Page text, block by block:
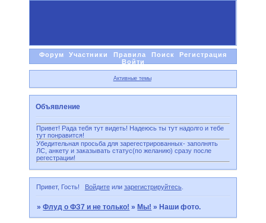
Форум Участники Правила Поиск
Регистрация
Войти
Активные темы
Объявление
Привет! Рада тебя тут видеть! Надеюсь ты тут надолго и тебе
тут понравится!
Убедительная просьба для зарегестрированных- заполнять
ЛС, анкету и заказывать статус(по желанию) сразу после
регестрации!
Привет, Гость! Войдитеили зарегистрируйтесь.
»Флуд о ФЗ7 и не только! » Мы! » Наши фото.